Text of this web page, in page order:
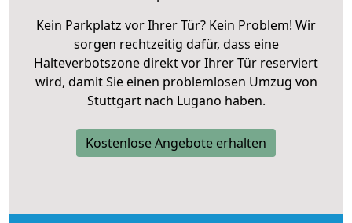
Kein Parkplatz vor Ihrer Tür? Kein Problem! Wir
sorgen rechtzeitig dafür, dass eine
Halteverbotszone direkt vor Ihrer Tür reserviert
wird, damit Sie einen problemlosen Umzug von
Stuttgart nach Lugano haben.
Kostenlose Angebote erhalten